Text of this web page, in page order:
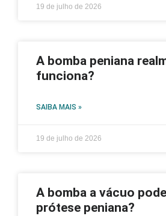
19 de julho de 2026
A bomba peniana
funciona?
SAIBA MAIS »
19 de julho de 2026
A bomba a vácuo
prótese peniana?